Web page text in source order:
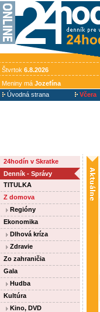
Štvrtok 6.8.2026
Meniny má Jozefína
Úvodná strana
Včera
24hodín v Skratke
Denník - Správy
TITULKA
Z domova
Regióny
Ekonomika
Dlhová kríza
Zdravie
Zo zahraničia
Gala
Hudba
Kultúra
Kino, DVD